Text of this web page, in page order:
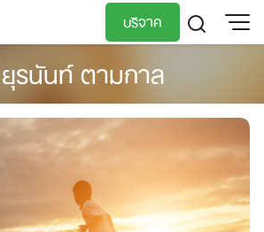
บริจาค
รนันท์ ตามกาล